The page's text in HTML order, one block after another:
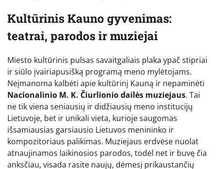
Kultūrinis Kauno gyvenimas:
teatrai, parodos ir muziejai
Miesto kultūrinis pulsas savaitgaliais plaka ypač stipriai
ir siūlo įvairiapusišką programą meno mylėtojams.
Neįmanoma kalbėti apie kultūrinį Kauną ir nepaminėti
Nacionalinio M. K. Čiurlionio dailės muziejaus. Tai
ne tik viena seniausių ir didžiausių meno institucijų
Lietuvoje, bet ir unikali vieta, kurioje saugomas
išsamiausias garsiausio Lietuvos menininko ir
kompozitoriaus palikimas. Muziejaus erdvėse nuolat
atnaujinamos laikinosios parodos, todėl net ir buvę čia
anksčiau, visada rasite naujų, dėmesį prikaustančių